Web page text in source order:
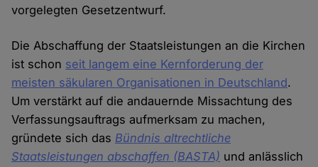
vorgelegten Gesetzentwurf.
Die Abschaffung der Staatsleistungen an die Kirchen
ist schon seit langem eine Kernforderung der
meisten säkularen Organisationen in Deutschland.
Um verstärkt auf die andauernde Missachtung des
Verfassungsauftrags aufmerksam zu machen,
gründete sich das Bündnis altrechtliche
Staatsleistungen abschaffen (BASTA) und anlässlich